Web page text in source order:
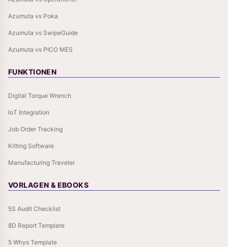
Azumuta vs Poka
Azumuta vs SwipeGuide
Azumuta vs PICO MES
FUNKTIONEN
Digital Torque Wrench
IoT Integration
Job Order Tracking
Kitting Software
Manufacturing Traveler
VORLAGEN & EBOOKS
5S Audit Checklist
8D Report Template
5 Whys Template